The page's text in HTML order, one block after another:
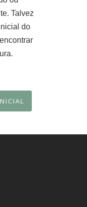
Talvez
do